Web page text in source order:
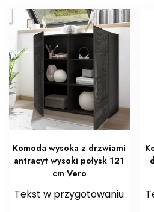
Komoda wysoka z drzwiami
antracyt wysoki połysk 121
cm Vero
Tekst w przygotowaniu